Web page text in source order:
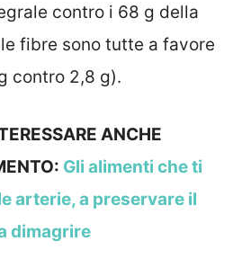
contro i 68 g della
fibre sono tutte a favore
contro 2,8 g).
ANCHE
Gli alimenti che ti
arterie, a preservare il
dimagrire